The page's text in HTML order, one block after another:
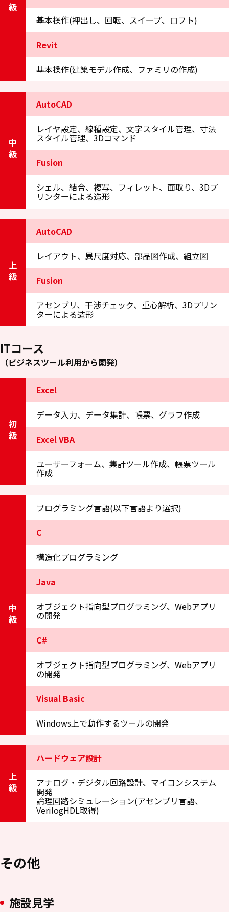
基本操作(押出し、回転、スイープ、ロフト)
Revit
基本操作(建築モデル作成、ファミリの作成)
中級
AutoCAD
レイヤ設定、線種設定、文字スタイル管理、寸法
スタイル管理、3Dコマンド
Fusion
シェル、結合、複写、フィレット、面取り、3Dプ
リンターによる造形
上級
AutoCAD
レイアウト、異尺度対応、部品図作成、組立図
Fusion
アセンブリ、干渉チェック、重心解析、3Dプリン
ターによる造形
ITコース
（ビジネスツール利用から開発）
初級
Excel
データ入力、データ集計、帳票、グラフ作成
Excel VBA
ユーザーフォーム、集計ツール作成、帳票ツール
作成
中級
プログラミング言語(以下言語より選択)
C
構造化プログラミング
Java
オブジェクト指向型プログラミング、Webアプリ
の開発
C#
オブジェクト指向型プログラミング、Webアプリ
の開発
Visual Basic
Windows上で動作するツールの開発
上級
ハードウェア設計
アナログ・デジタル回路設計、マイコンシステム
開発
論理回路シミュレーション(アセンブリ言語、
VerilogHDL取得)
その他
施設見学